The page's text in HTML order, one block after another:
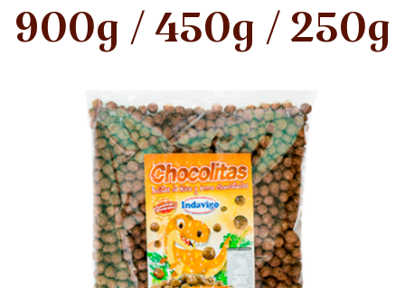
900g / 450g / 250g